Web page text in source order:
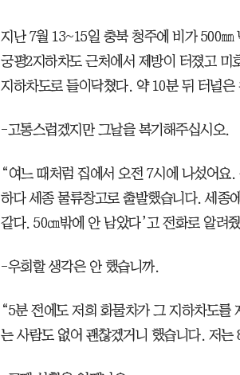
지난 7월 13~15일 충북 청주에 비가 500
궁평2지하차도 근처에서 제방이 터졌고
지하차도로 들이닥쳤다. 약 10분 뒤 터널은
-고통스럽겠지만 그날을 복기해주십시오.
“여느 때처럼 집에서 오전 7시에 나섰어
하다 세종 물류창고로 출발했습니다. 세종
같다. 50㎝밖에 안 남았다’고 전화로 알려
-우회할 생각은 안 했습니까.
“5분 전에도 저희 화물차가 그 지하차도를
는 사람도 없어 괜찮겠거니 했습니다. 저는